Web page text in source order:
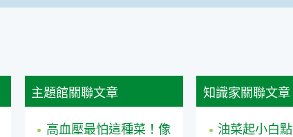
主題館關聯文章
高血壓最怕這種菜！像
知識家關聯文章
油菜起小白點